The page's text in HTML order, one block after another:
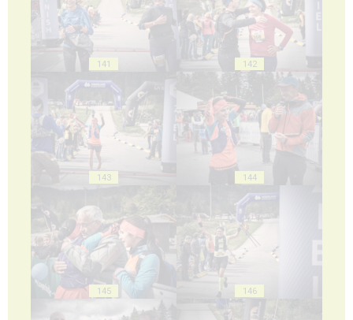
141 142
143 144
145 146